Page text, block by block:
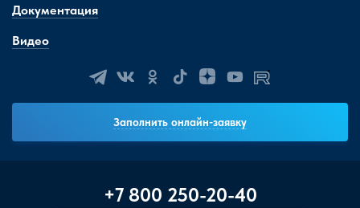
Документация
Видео
Заполнить онлайн-заявку
+7 800 250-20-40